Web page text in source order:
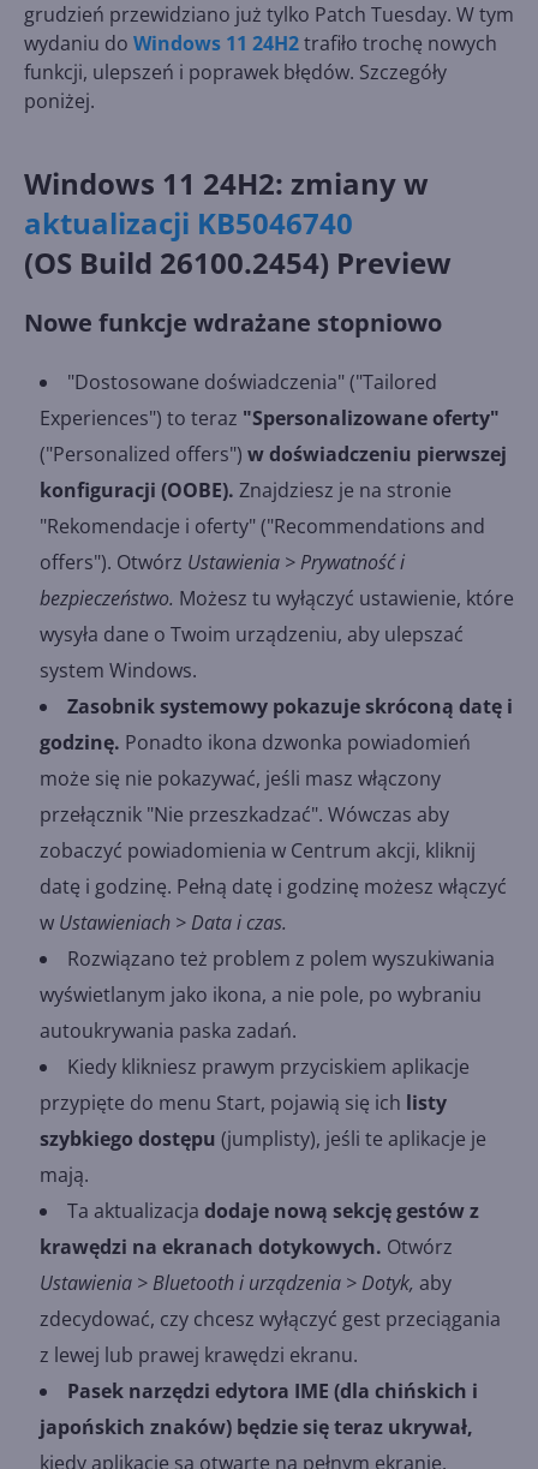
grudzień przewidziano już tylko Patch Tuesday. W tym
wydaniu do Windows 11 24H2trafiło trochę nowych
funkcji, ulepszeń i poprawek błędów. Szczegóły
poniżej.
Windows 11 24H2: zmiany w
aktualizacji KB5046740
(OS Build 26100.2454) Preview
Nowe funkcje wdrażane stopniowo
"Dostosowane doświadczenia" ("Tailored
Experiences") to teraz "Spersonalizowane oferty"
("Personalized offers") w doświadczeniu pierwszej
konfiguracji (OOBE). Znajdziesz je na stronie
"Rekomendacje i oferty" ("Recommendations and
offers"). Otwórz Ustawienia > Prywatność i
bezpieczeństwo. Możesz tu wyłączyć ustawienie, które
wysyła dane o Twoim urządzeniu, aby ulepszać
system Windows.
Zasobnik systemowy pokazuje skróconą datę i
godzinę. Ponadto ikona dzwonka powiadomień
może się nie pokazywać, jeśli masz włączony
przełącznik "Nie przeszkadzać". Wówczas aby
zobaczyć powiadomienia w Centrum akcji, kliknij
datę i godzinę. Pełną datę i godzinę możesz włączyć
w Ustawieniach > Data i czas.
Rozwiązano też problem z polem wyszukiwania
wyświetlanym jako ikona, a nie pole, po wybraniu
autoukrywania paska zadań.
Kiedy klikniesz prawym przyciskiem aplikacje
przypięte do menu Start, pojawią się ich listy
szybkiego dostępu (jumplisty), jeśli te aplikacje je
mają.
Ta aktualizacja dodaje nową sekcję gestów z
krawędzi na ekranach dotykowych. Otwórz
Ustawienia > Bluetooth i urządzenia > Dotyk, aby
zdecydować, czy chcesz wyłączyć gest przeciągania
z lewej lub prawej krawędzi ekranu.
Pasek narzędzi edytora IME (dla chińskich i
japońskich znaków) będzie się teraz ukrywał,
kiedy aplikacje są otwarte na pełnym ekranie.